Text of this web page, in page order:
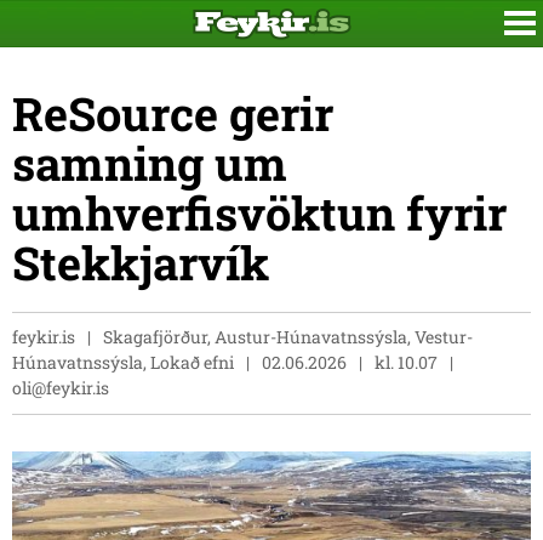
ReSource gerir
samning um
umhverfisvöktun fyrir
Stekkjarvík
feykir.is
Skagafjörður, Austur-Húnavatnssýsla, Vestur-
Húnavatnssýsla, Lokað efni
02.06.2026
kl. 10.07
oli@feykir.is